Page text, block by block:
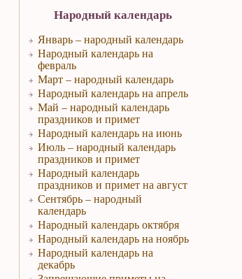
Народный календарь
Январь – народный календарь
Народный календарь на
февраль
Март – народный календарь
Народный календарь на апрель
Май – народный календарь
праздников и примет
Народный календарь на июнь
Июль – народный календарь
праздников и примет
Народный календарь
праздников и примет на август
Сентябрь – народный
календарь
Народный календарь октября
Народный календарь на ноябрь
Народный календарь на
декабрь